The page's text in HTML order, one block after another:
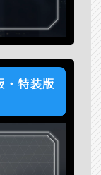
特装版